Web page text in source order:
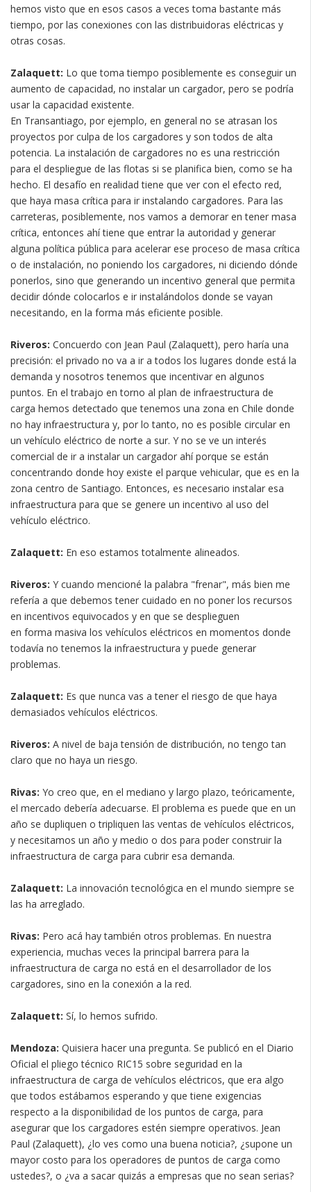
hemos visto que en esos casos a veces toma bastante más
tiempo, por las conexiones con las distribuidoras eléctricas y
otras cosas.
Zalaquett: Lo que toma tiempo posiblemente es conseguir un
aumento de capacidad, no instalar un cargador, pero se podría
usar la capacidad existente.
En Transantiago, por ejemplo, en general no se atrasan los
proyectos por culpa de los cargadores y son todos de alta
potencia. La instalación de cargadores no es una restricción
para el despliegue de las flotas si se planifica bien, como se ha
hecho. El desafío en realidad tiene que ver con el efecto red,
que haya masa crítica para ir instalando cargadores. Para las
carreteras, posiblemente, nos vamos a demorar en tener masa
crítica, entonces ahí tiene que entrar la autoridad y generar
alguna política pública para acelerar ese proceso de masa crítica
o de instalación, no poniendo los cargadores, ni diciendo dónde
ponerlos, sino que generando un incentivo general que permita
decidir dónde colocarlos e ir instalándolos donde se vayan
necesitando, en la forma más eficiente posible.
Riveros: Concuerdo con Jean Paul (Zalaquett), pero haría una
precisión: el privado no va a ir a todos los lugares donde está la
demanda y nosotros tenemos que incentivar en algunos
puntos. En el trabajo en torno al plan de infraestructura de
carga hemos detectado que tenemos una zona en Chile donde
no hay infraestructura y, por lo tanto, no es posible circular en
un vehículo eléctrico de norte a sur. Y no se ve un interés
comercial de ir a instalar un cargador ahí porque se están
concentrando donde hoy existe el parque vehicular, que es en la
zona centro de Santiago. Entonces, es necesario instalar esa
infraestructura para que se genere un incentivo al uso del
vehículo eléctrico.
Zalaquett: En eso estamos totalmente alineados.
Riveros: Y cuando mencioné la palabra "frenar", más bien me
refería a que debemos tener cuidado en no poner los recursos
en incentivos equivocados y en que se desplieguen
en forma masiva los vehículos eléctricos en momentos donde
todavía no tenemos la infraestructura y puede generar
problemas.
Zalaquett: Es que nunca vas a tener el riesgo de que haya
demasiados vehículos eléctricos.
Riveros: A nivel de baja tensión de distribución, no tengo tan
claro que no haya un riesgo.
Rivas: Yo creo que, en el mediano y largo plazo, teóricamente,
el mercado debería adecuarse. El problema es puede que en un
año se dupliquen o tripliquen las ventas de vehículos eléctricos,
y necesitamos un año y medio o dos para poder construir la
infraestructura de carga para cubrir esa demanda.
Zalaquett: La innovación tecnológica en el mundo siempre se
las ha arreglado.
Rivas: Pero acá hay también otros problemas. En nuestra
experiencia, muchas veces la principal barrera para la
infraestructura de carga no está en el desarrollador de los
cargadores, sino en la conexión a la red.
Zalaquett: Sí, lo hemos sufrido.
Mendoza: Quisiera hacer una pregunta. Se publicó en el Diario
Oficial el pliego técnico RIC15 sobre seguridad en la
infraestructura de carga de vehículos eléctricos, que era algo
que todos estábamos esperando y que tiene exigencias
respecto a la disponibilidad de los puntos de carga, para
asegurar que los cargadores estén siempre operativos. Jean
Paul (Zalaquett), ¿lo ves como una buena noticia?, ¿supone un
mayor costo para los operadores de puntos de carga como
ustedes?, o ¿va a sacar quizás a empresas que no sean serias?